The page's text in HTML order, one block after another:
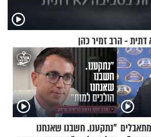
- הרב זמיר כהן
"נתקענו. חשבנו שאנחנו